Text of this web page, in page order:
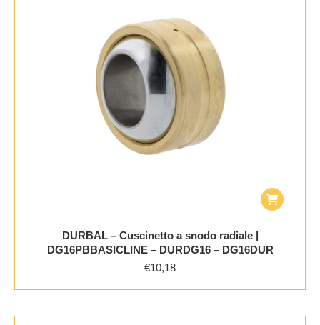
DURBAL – Cuscinetto a snodo radiale |
DG16PBBASICLINE – DURDG16 – DG16DUR
€10,18